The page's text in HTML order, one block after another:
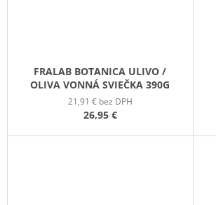
FRALAB BOTANICA ULIVO /
OLIVA VONNÁ SVIEČKA 390G
21,91 € bez DPH
26,95 €